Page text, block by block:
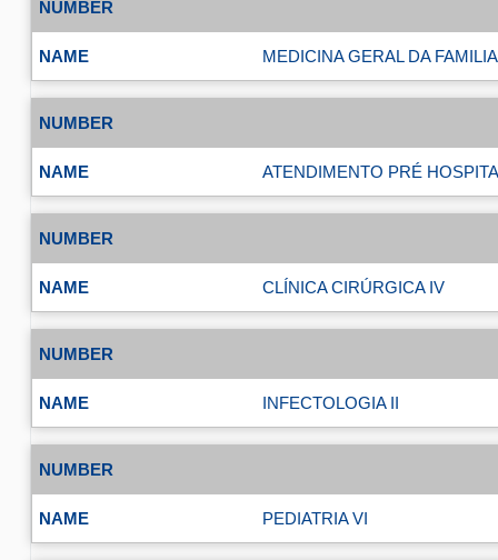
MEDICINA GERAL DA
ATENDIMENTO PRÉ
CLÍNICA CIRÚRGICA IV
INFECTOLOGIA II
PEDIATRIA VI